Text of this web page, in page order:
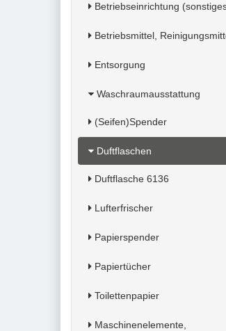
Betriebseinrichtung
Betriebsmittel,
Entsorgung
Waschraumausstattung
(Seifen)Spender
Duftflaschen
Duftflasche 6136
Lufterfrischer
Papierspender
Papiertücher
Toilettenpapier
Maschinenelemente,